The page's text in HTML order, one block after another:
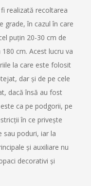
realizată recoltarea
grade, în cazul în care
puțin 20-30 cm de
cm. Acest lucru va
la care este folosit
dar și de pe cele
dacă însă au fost
ca pe podgorii, pe
în ce privește
sau poduri, iar la
și auxiliare nu
decorativi și